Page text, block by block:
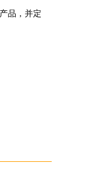
品，并定